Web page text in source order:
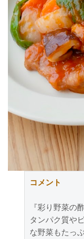
コメント
『彩り野菜の
タンパク質や
な野菜もたっ